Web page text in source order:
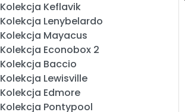
Kolekcja Keflavik
Kolekcja Lenybelardo
Kolekcja Mayacus
Kolekcja Econobox 2
Kolekcja Baccio
Kolekcja Lewisville
Kolekcja Edmore
Kolekcja Pontypool